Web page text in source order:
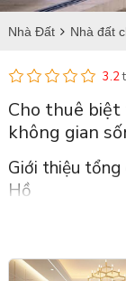
Nhà Đất Nhà đất
Cho thuê biệt thự3.2
Cho thuê biệt
không gian
Giới thiệu
Hồ
Quận Tây Hồ là
và sang trọng